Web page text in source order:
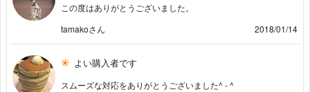
この度はありがとうございました。
tamakoさん
2018/01/14
よい購入者です
スムーズな対応をありがとうございました^ - ^